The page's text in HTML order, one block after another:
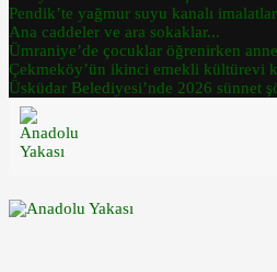
Pendik’te yağmur suyu kanalı
Ana caddeler ve ara sokaklar...
Ümraniye’de çocuklar öğrenirken
Çekmeköy’ün ikinci emekli kültürevi
Üsküdar Belediyesi’nde 2026 sünnet